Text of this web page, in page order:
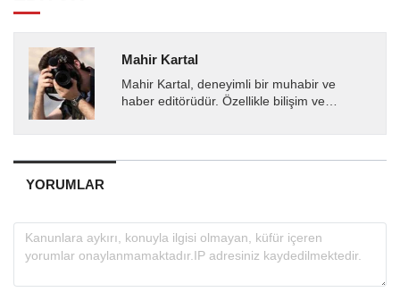
Mahir Kartal
Mahir Kartal, deneyimli bir muhabir ve
haber editörüdür. Özellikle bilişim ve
gelişmeleri okuyuculara...
YORUMLAR